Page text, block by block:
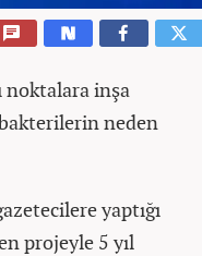
noktalara inşa
neden
yaptığı
projeyle 5 yıl